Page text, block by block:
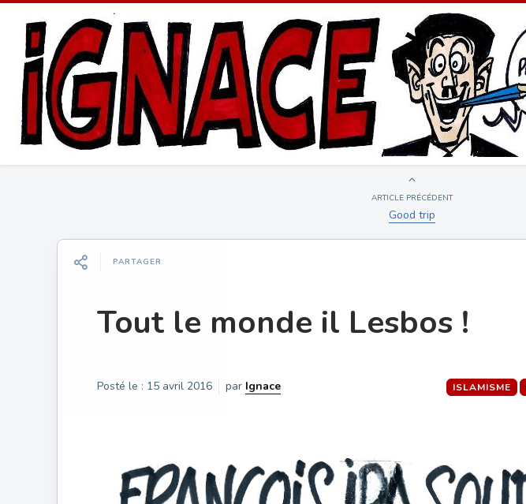
ARTICLE PRÉCÉDENT
Good trip
PARTAGER
Tout le monde il Lesbos !
Posté le : 15 avril 2016 par Ignace
ISLAMISME